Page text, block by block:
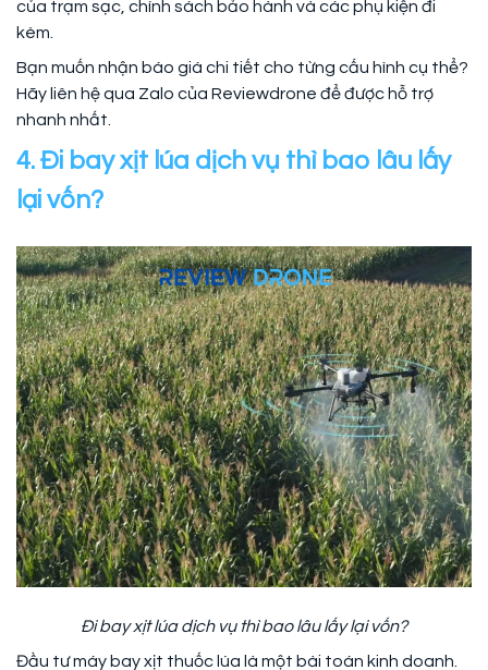
của trạm sạc, chính sách bảo hành và các phụ kiện đi
kèm.
Bạn muốn nhận báo giá chi tiết cho từng cấu hình cụ thể?
Hãy liên hệ qua Zalo của Reviewdrone để được hỗ trợ
nhanh nhất.
4. Đi bay xịt lúa dịch vụ thì bao lâu lấy
lại vốn?
Đi bay xịt lúa dịch vụ thì bao lâu lấy lại vốn?
Đầu tư máy bay xịt thuốc lúa là một bài toán kinh doanh.